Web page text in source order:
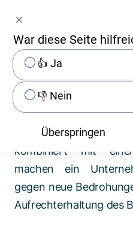
Ebenso wichtig
durch Schulungen
Frameworks wie
mindern.
kombiniert mit
machen ein
gegen neue
Aufrechterhaltung des
War diese Seite
👍 Ja
👎 Nein
Überspringen